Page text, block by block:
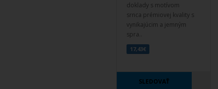
doklady s motívom
srnca prémiovej kvality s
vynikajúcim a jemným
spra..
17,43€
SLEDOVAŤ